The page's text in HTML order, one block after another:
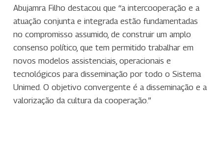
Abujamra Filho destacou que “a intercooperação e a
atuação conjunta e integrada estão fundamentadas
no compromisso assumido, de construir um amplo
consenso político, que tem permitido trabalhar em
novos modelos assistenciais, operacionais e
tecnológicos para disseminação por todo o Sistema
Unimed. O objetivo convergente é a disseminação e a
valorização da cultura da cooperação.”